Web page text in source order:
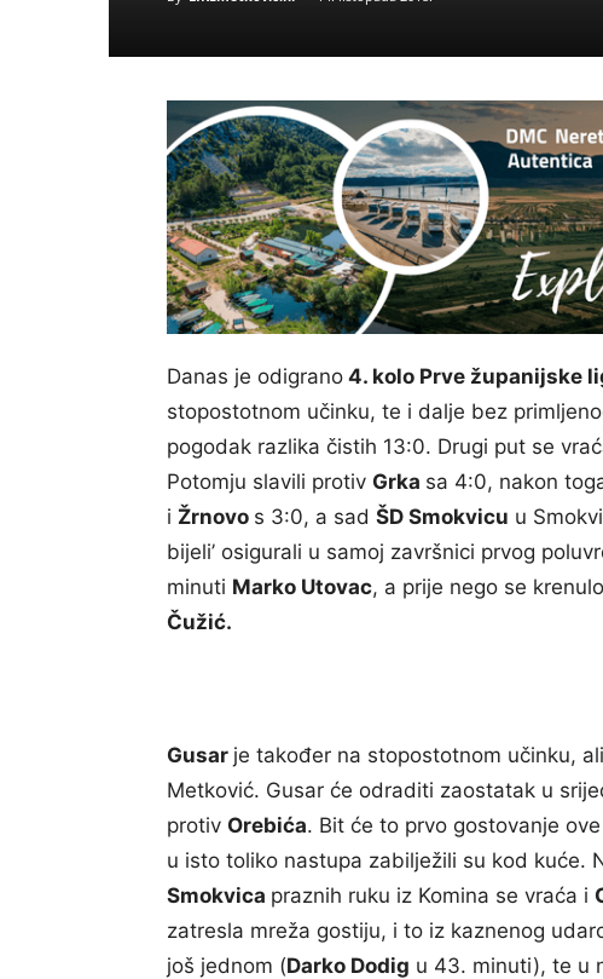
Danas je odigrano 4. kolo Prve županijske
stopostotnom učinku, te i dalje bez
pogodak razlika čistih 13:0. Drugi put se
Potomju slavili protiv Grka sa 4:0, nakon
i Žrnovo s 3:0, a sad ŠD Smokvicu u
bijeli’ osigurali u samoj završnici prvog
minuti Marko Utovac, a prije nego se
Čužić.
Gusar je također na stopostotnom učinku,
Metković. Gusar će odraditi zaostatak u
protiv Orebića. Bit će to prvo gostovanje
u isto toliko nastupa zabilježili su kod kuće.
Smokvica praznih ruku iz Komina se vraća i
zatresla mreža gostiju, i to iz kaznenog
još jednom (Darko Dodig u 43. minuti), te u